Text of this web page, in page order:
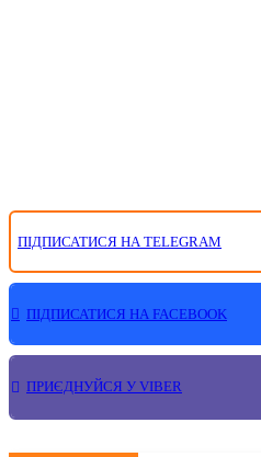
ПІДПИСАТИСЯ НА TELEGRAM
ПІДПИСАТИСЯ НА FACEBOOK
ПРИЄДНУЙСЯ У VIBER